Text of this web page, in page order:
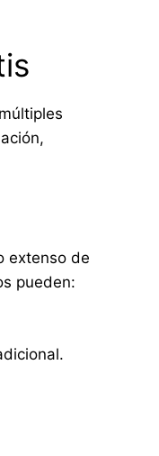
extenso de
pueden: